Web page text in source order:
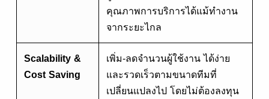
คุณภาพการบริการได้แม้ทำงาน
จากระยะไกล
Scalability &
Cost Saving
เพิ่ม-ลดจำนวนผู้ใช้งาน ได้ง่าย
และรวดเร็วตามขนาดทีมที่
เปลี่ยนแปลงไป โดยไม่ต้องลงทุน